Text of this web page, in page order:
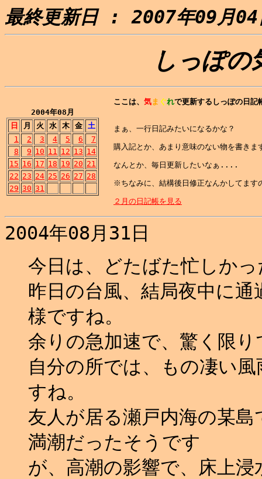
最終更新日 : 2007年09月04
しっぽの
2004年08月
日
月 火 水 木 金
土
1
2 3 4 5 6
7
8
9 10 11 12 13 14
15 16 17 18 19 20 21
22 23 24 25 26 27 28
29 30 31
ここは、 気 ま ぐれで更新するしっぽの日記
まぁ、一行日記みたいになるかな？
購入記とか、あまり意味のない物を書き
なんとか、毎日更新したいなぁ....
※ちなみに、結構後日修正なんかしてま
２月の日記帳を見る
2004年08月31日
今日は、どたばた忙しか
昨日の台風、結局夜中に
様ですね。
余りの急加速で、驚く限り
自分の所では、もの凄い
すね。
友人が居る瀬戸内海の某
満潮だったそうです
が、高潮の影響で、床上